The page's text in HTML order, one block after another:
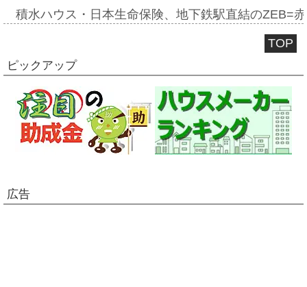
積水ハウス・日本生命保険、地下鉄駅直結のZEB=
TOP
ピックアップ
広告